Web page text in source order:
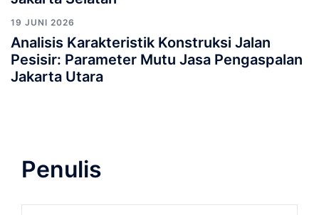
19 JUNI 2026
Analisis Karakteristik Konstruksi Jalan
Pesisir: Parameter Mutu Jasa Pengaspalan
Jakarta Utara
Penulis